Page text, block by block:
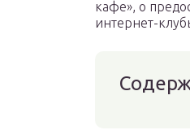
кафе», о
интернет-